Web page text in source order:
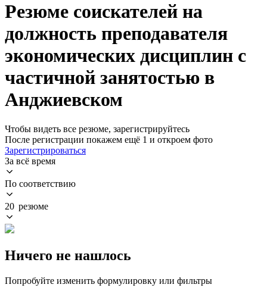
Резюме соискателей на
должность преподавателя
экономических дисциплин с
частичной занятостью в
Анджиевском
Чтобы видеть все резюме, зарегистрируйтесь
После регистрации покажем ещё 1 и откроем фото
Зарегистрироваться
За всё время
По соответствию
20 резюме
Ничего не нашлось
Попробуйте изменить формулировку или фильтры